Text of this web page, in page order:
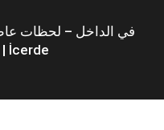
بين ميرت و ايلام | İcerde